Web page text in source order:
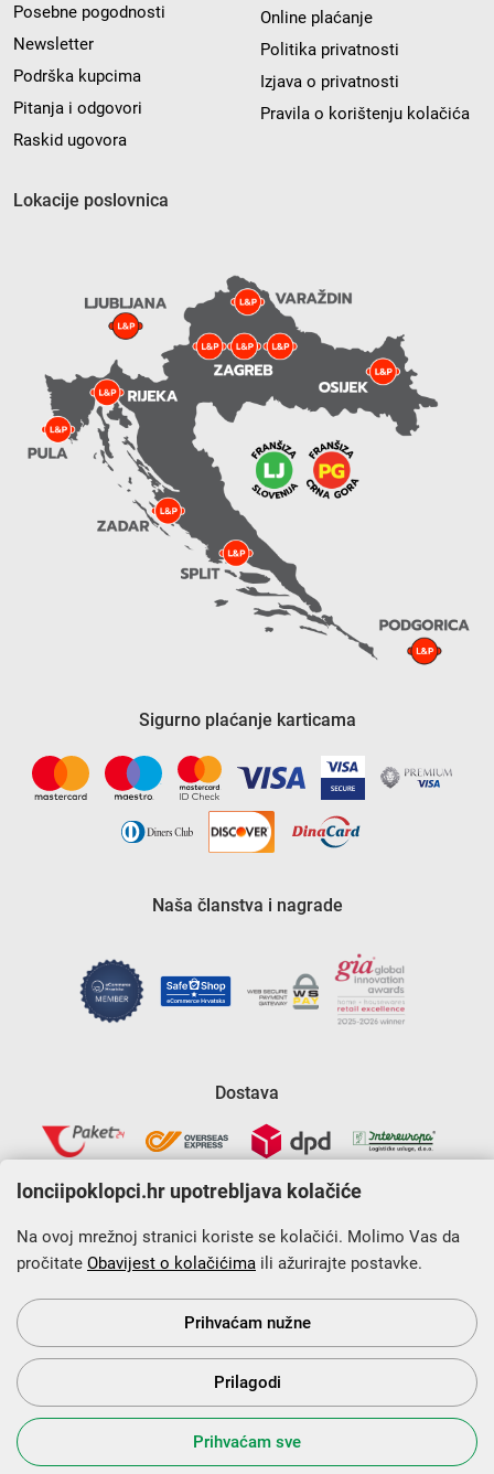
Posebne pogodnosti
Newsletter
Podrška kupcima
Pitanja i odgovori
Raskid ugovora
Online plaćanje
Politika privatnosti
Izjava o privatnosti
Pravila o korištenju kolačića
Lokacije poslovnica
Sigurno plaćanje karticama
Naša članstva i nagrade
Dostava
Krajnji primatelj financijskog instrumenta sufinanciranog iz
Europskog fonda za regionalni razvoj u sklopu Operativnog
programa „Konkurentnost i kohezija”.
s Vama od 2014. godine!
lonciipoklopci.hr upotrebljava kolačiće
Na ovoj mrežnoj stranici koriste se kolačići. Molimo Vas da
pročitate Obavijest o kolačićima ili ažurirajte postavke.
Prihvaćam nužne
Prilagodi
Prihvaćam sve